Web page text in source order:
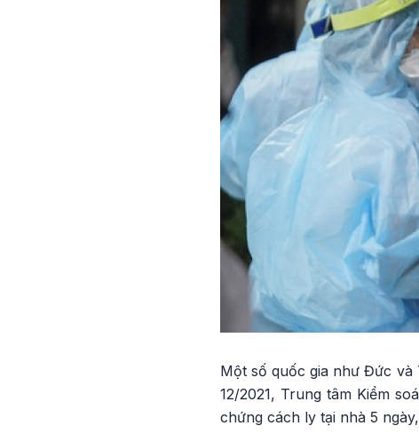
Một số quốc gia như Đức và
12/2021, Trung tâm Kiểm
chứng cách ly tại nhà 5